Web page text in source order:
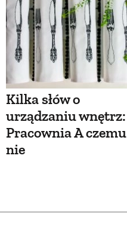
Kilka słów o
urządzaniu wnętrz:
Pracownia A czemu
nie